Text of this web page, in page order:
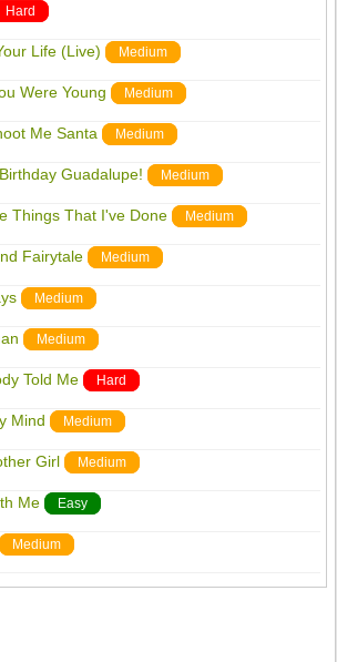
Hard
Life (Live) Medium
Were Young Medium
Me Santa Medium
Guadalupe! Medium
Things That I've Done Medium
Fairytale Medium
Medium
Medium
Told Me Hard
Mind Medium
Girl Medium
Me Easy
Medium